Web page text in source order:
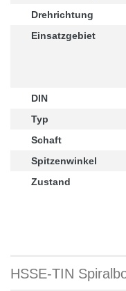
Drehrichtung
Einsatzgebiet
DIN
Typ
Schaft
Spitzenwinkel
Zustand
HSSE-TIN